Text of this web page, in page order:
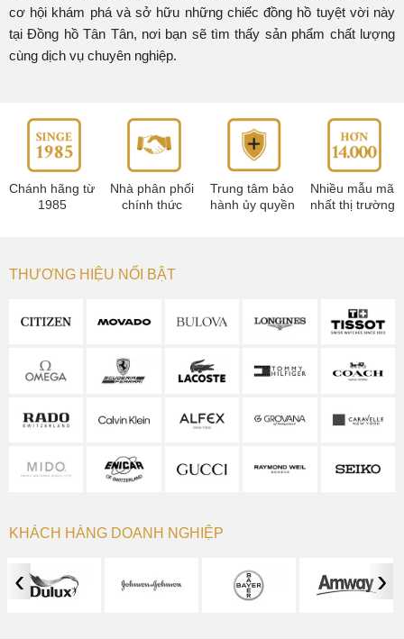
cơ hội khám phá và sở hữu những chiếc đồng hồ tuyệt vời này
tại Đồng hồ Tân Tân, nơi bạn sẽ tìm thấy sản phẩm chất lượng
cùng dịch vụ chuyên nghiệp.
Chánh hãng từ
1985
Nhà phân phối
chính thức
Trung tâm bảo
hành ủy quyền
Nhiều mẫu mã
nhất thị trường
THƯƠNG HIỆU NỔI BẬT
KHÁCH HÀNG DOANH NGHIỆP
‹ ›